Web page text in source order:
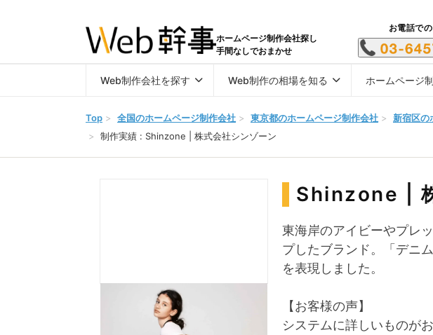
ホームページ制作会社探し
手間なしでおまかせ
お電話で
Web制作会社を探す Web制作の相場を知る ホームページ
Top > 全国のホームページ制作会社 > 東京都のホームページ制作会社 > 新宿区の
>
制作実績 : Shinzone | 株式会社シンゾーン
Shinzone |
東海岸のアイビーやプレ
プしたブランド。「デニ
を表現しました。
【お客様の声】
システムに詳しいものが